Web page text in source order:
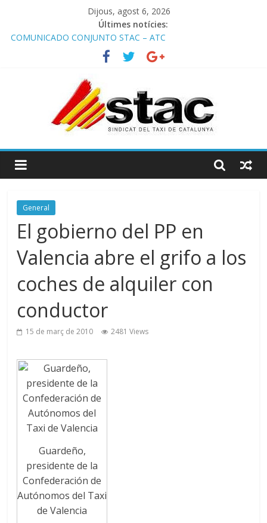
Dijous, agost 6, 2026
Últimes notícies:
COMUNICADO CONJUNTO STAC – ATC
Avanzando hacia la movilidad del futuro: El AMB y el taxi.
Programa de Radio TAXI LIBRE 29.07.2026 en COOLTURA FM.
STAC/ATC SOLICITAN TAULA TÈCNICA PARA MEJORAR LA
OPERATIVA DE ENTRADA EN EL PUERTO DE BARCELONA.
Programa de Radio TAXI LIBRE 22.07.2026 en COOLTURA FM.
General
El gobierno del PP en
Valencia abre el grifo a los
coches de alquiler con
conductor
15 de març de 2010 2481 Views
Guardeño,
presidente de la
Confederación de
Autónomos del Taxi
de Valencia